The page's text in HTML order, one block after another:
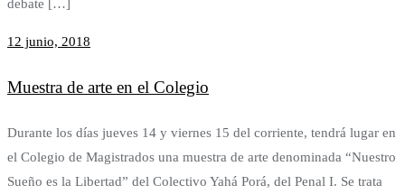
debate […]
12 junio, 2018
Muestra de arte en el Colegio
Durante los días jueves 14 y viernes 15 del corriente, tendrá lugar en
el Colegio de Magistrados una muestra de arte denominada “Nuestro
Sueño es la Libertad” del Colectivo Yahá Porá, del Penal I. Se trata